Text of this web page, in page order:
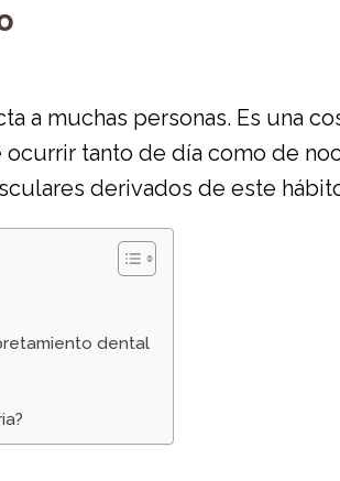
a muchas personas. Es una
tanto de día como de
derivados de este
dental